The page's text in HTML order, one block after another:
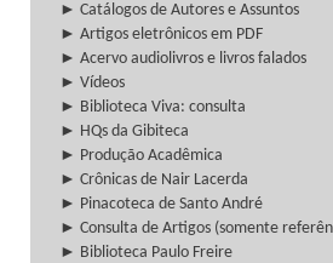
► Catálogos de Autores e Assuntos
► Artigos eletrônicos em PDF
► Acervo audiolivros e livros falados
► Vídeos
► Biblioteca Viva: consulta
► HQs da Gibiteca
► Produção Acadêmica
► Crônicas de Nair Lacerda
► Pinacoteca de Santo André
► Consulta de Artigos (somente
► Biblioteca Paulo Freire